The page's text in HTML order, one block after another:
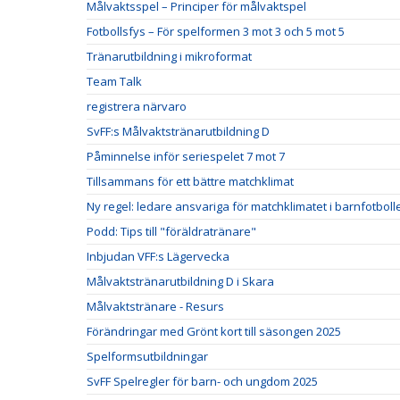
Målvaktsspel – Principer för målvaktspel
Fotbollsfys – För spelformen 3 mot 3 och 5 mot 5
Tränarutbildning i mikroformat
Team Talk
registrera närvaro
SvFF:s Målvaktstränarutbildning D
Påminnelse inför seriespelet 7 mot 7
Tillsammans för ett bättre matchklimat
Ny regel: ledare ansvariga för matchklimatet i
Podd: Tips till "föräldratränare"
Inbjudan VFF:s Lägervecka
Målvaktstränarutbildning D i Skara
Målvaktstränare - Resurs
Förändringar med Grönt kort till säsongen 2025
Spelformsutbildningar
SvFF Spelregler för barn- och ungdom 2025